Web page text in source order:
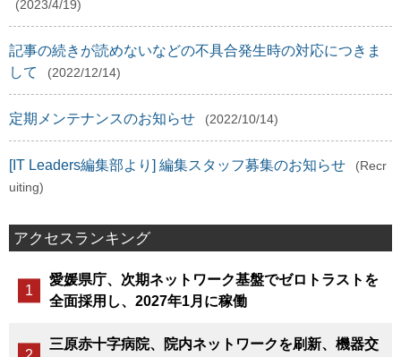
(2023/4/19)
記事の続きが読めないなどの不具合発生時の対応につきま
して
(2022/12/14)
定期メンテナンスのお知らせ (2022/10/14)
[IT Leaders編集部より] 編集スタッフ募集のお知らせ
(Recr
uiting)
アクセスランキング
愛媛県庁、次期ネットワーク基盤でゼロトラストを
全面採用し、2027年1月に稼働
三原赤十字病院、院内ネットワークを刷新、機器交